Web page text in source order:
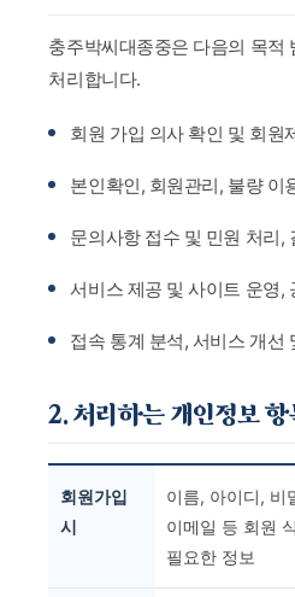
충주박씨대종중은 다음의 목적
처리합니다.
회원 가입 의사 확인 및 회원
본인확인, 회원관리, 불량 이
문의사항 접수 및 민원 처리,
서비스 제공 및 사이트 운영,
접속 통계 분석, 서비스 개선
2. 처리하는 개인정보 항
회원가입
시
이름, 아이디, 비
이메일 등 회원
필요한 정보